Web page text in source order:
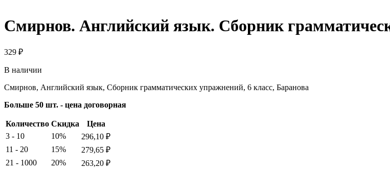
Смирнов. Английский язык. Сборник
329 ₽
В наличии
Смирнов, Английский язык, Сборник грамматических упражнений, 6 класс, Баранова
Больше 50 шт. - цена договорная
Количество Скидка
Цена
3 - 10
10% 296,10 ₽
11 - 20
15% 279,65 ₽
21 - 1000
20% 263,20 ₽